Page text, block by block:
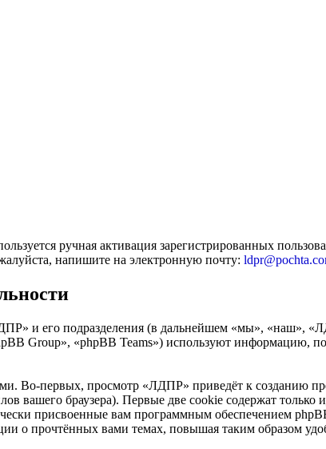
ручная активация зарегистрированных
напишите на электронную почту:
и его подразделения (в дальнейшем «мы», «наш»,
Group», «phpBB Teams») используют информацию,
Во-первых, просмотр «ЛДПР» приведёт к созданию
вашего браузера). Первые две cookie содержат
присвоенные вам программным обеспечением
о прочтённых вами темах, повышая таким образом